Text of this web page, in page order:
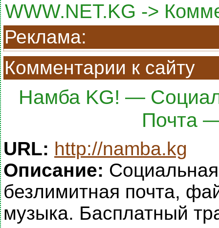
WWW.NET.KG ->
Реклама:
Комментарии к сайту
Намба KG! —
Почта
URL: http://namba.kg
Описание:
безлимитная почта,
музыка. Басплатный